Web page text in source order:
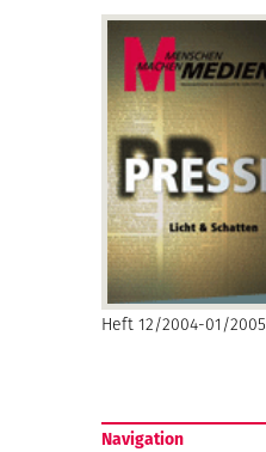
Heft 12/2004-01/2005
Navigation